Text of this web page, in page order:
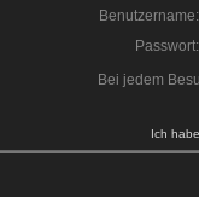
Benutzername:
Passwort:
Bei jedem
Ich